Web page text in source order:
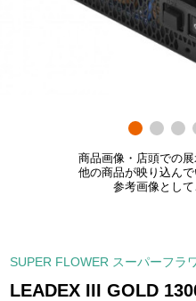
商品画像・店頭での展
他の商品が映り込んで
参考画像として
SUPER FLOWER スーパーフラ
LEADEX III GOLD